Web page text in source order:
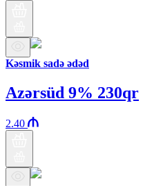
Kəsmik sadə ədəd
Azərsüd 9% 230qr
2.40